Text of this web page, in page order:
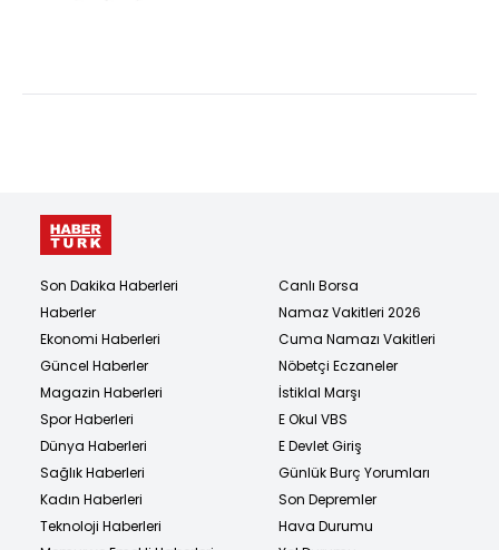
Son Dakika Haberleri
Haberler
Ekonomi Haberleri
Güncel Haberler
Magazin Haberleri
Spor Haberleri
Dünya Haberleri
Sağlık Haberleri
Kadın Haberleri
Teknoloji Haberleri
Canlı Borsa
Namaz Vakitleri 2026
Cuma Namazı Vakitleri
Nöbetçi Eczaneler
İstiklal Marşı
E Okul VBS
E Devlet Giriş
Günlük Burç Yorumları
Son Depremler
Hava Durumu